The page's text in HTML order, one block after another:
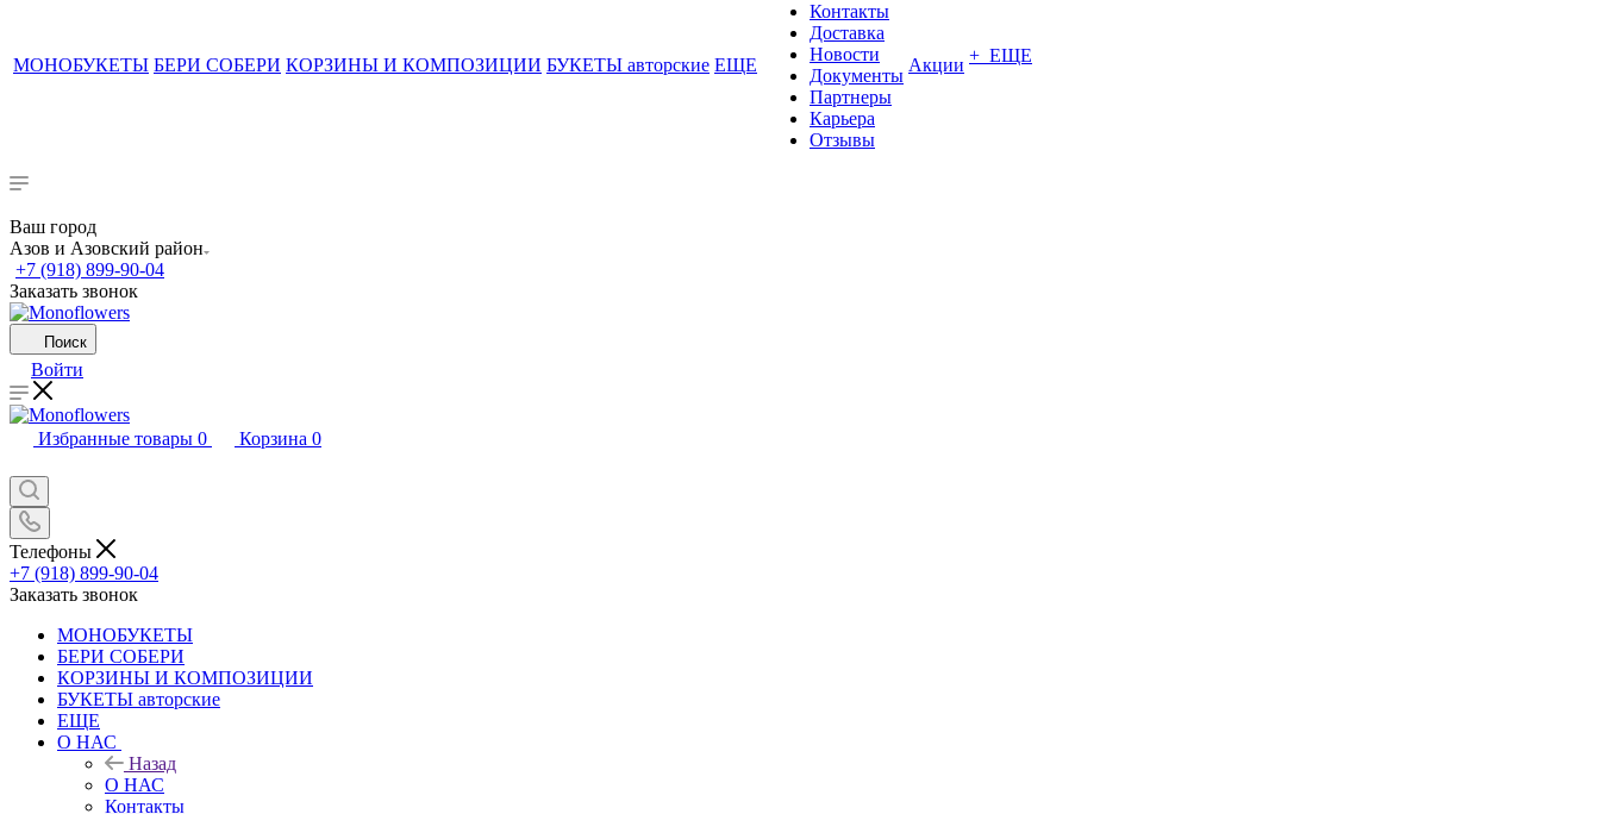
МОНОБУКЕТЫ БЕРИ СОБЕРИ КОРЗИНЫ И КОМПОЗИЦИИ БУКЕТЫ авторские ЕЩЕ
Контакты
Доставка
Новости
Документы
Партнеры
Карьера
Отзывы
Акции + ЕЩЕ
Ваш город
Азов и Азовский район
+7 (918) 899-90-04
Заказать звонок
Поиск
Войти
Избранные товары 0 Корзина 0
Телефоны
+7 (918) 899-90-04
Заказать звонок
МОНОБУКЕТЫ
БЕРИ СОБЕРИ
КОРЗИНЫ И КОМПОЗИЦИИ
БУКЕТЫ авторские
ЕЩЕ
О НАС
Назад
О НАС
Контакты